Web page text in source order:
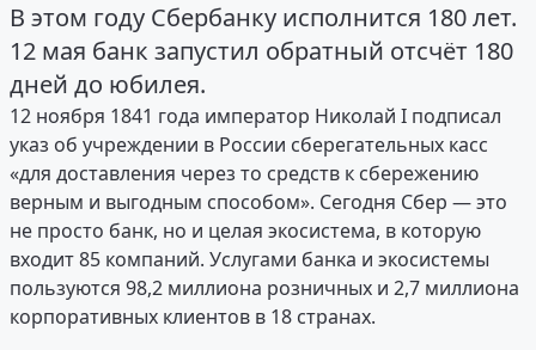
В этом году Сбербанку исполнится 180 лет.
12 мая банк запустил обратный отсчёт 180
дней до юбилея.
12 ноября 1841 года император Николай I подписал
указ об учреждении в России сберегательных касс
«для доставления через то средств к сбережению
верным и выгодным способом». Сегодня Сбер — это
не просто банк, но и целая экосистема, в которую
входит 85 компаний. Услугами банка и экосистемы
пользуются 98,2 миллиона розничных и 2,7 миллиона
корпоративных клиентов в 18 странах.